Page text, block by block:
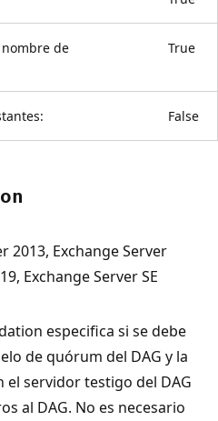
de
True
False
2013, Exchange Server
Exchange Server SE
especifica si se debe
de quórum del DAG y la
servidor testigo del DAG
al DAG. No es necesario